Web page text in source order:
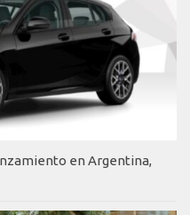
en Argentina,